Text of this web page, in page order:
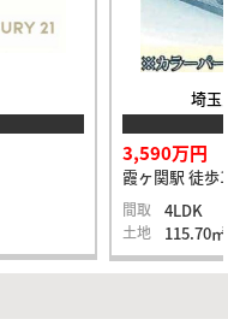
埼玉
3,590万円
霞ヶ関駅 徒歩
間取 4LDK
土地 115.70㎡